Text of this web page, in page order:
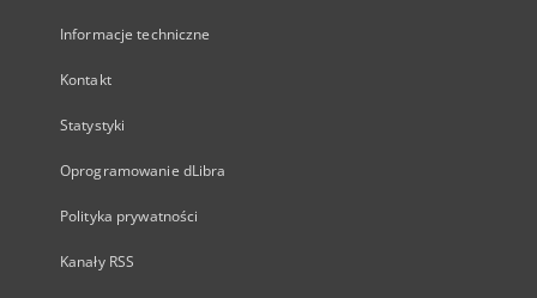
Informacje techniczne
Kontakt
Statystyki
Oprogramowanie dLibra
Polityka prywatności
Kanały RSS